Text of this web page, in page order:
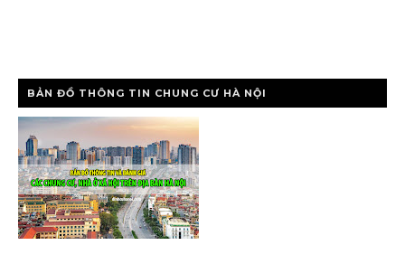
BẢN ĐỒ THÔNG TIN CHUNG CƯ HÀ NỘI